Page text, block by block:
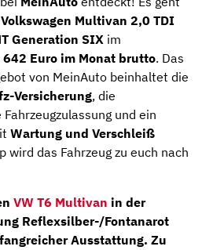
Volkswagen Multivan 2,0 TDI
Generation SIX im
642 Euro im Monat brutto. Das
von MeinAuto beinhaltet die
Versicherung, die
und ein
Wartung und Verschleiß
wird das Fahrzeug zu euch nach
VW T6 Multivan in der
Reflexsilber-/Fontanarot
Ausstattung. Zu